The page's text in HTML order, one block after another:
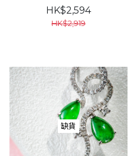
HK$2,594
HK$2,919
缺貨